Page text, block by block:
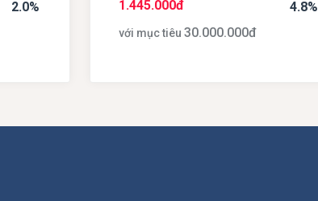
2.0% 4.8%
1.445.000đ
với mục tiêu30.000.000đ